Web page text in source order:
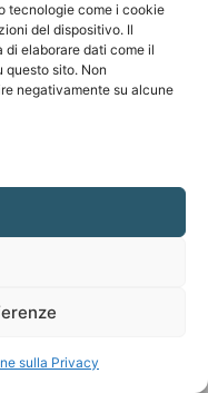
tecnologie come i cookie
del dispositivo. Il
elaborare dati come il
questo sito. Non
negativamente su alcune
sulla Privacy